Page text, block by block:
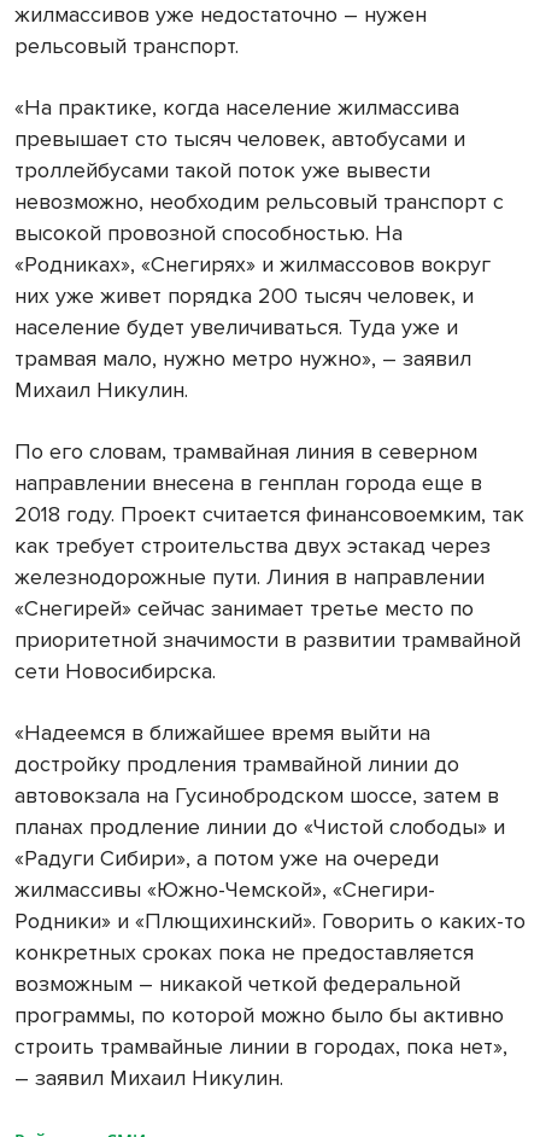
жилмассивов уже недостаточно – нужен
рельсовый транспорт.
«На практике, когда население жилмассива
превышает сто тысяч человек, автобусами и
троллейбусами такой поток уже вывести
невозможно, необходим рельсовый транспорт с
высокой провозной способностью. На
«Родниках», «Снегирях» и жилмассовов вокруг
них уже живет порядка 200 тысяч человек, и
население будет увеличиваться. Туда уже и
трамвая мало, нужно метро нужно», – заявил
Михаил Никулин.
По его словам, трамвайная линия в северном
направлении внесена в генплан города еще в
2018 году. Проект считается финансовоемким, так
как требует строительства двух эстакад через
железнодорожные пути. Линия в направлении
«Снегирей» сейчас занимает третье место по
приоритетной значимости в развитии трамвайной
сети Новосибирска.
«Надеемся в ближайшее время выйти на
достройку продления трамвайной линии до
автовокзала на Гусинобродском шоссе, затем в
планах продление линии до «Чистой слободы» и
«Радуги Сибири», а потом уже на очереди
жилмассивы «Южно-Чемской», «Снегири-
Родники» и «Плющихинский». Говорить о каких-то
конкретных сроках пока не предоставляется
возможным – никакой четкой федеральной
программы, по которой можно было бы активно
строить трамвайные линии в городах, пока нет»,
– заявил Михаил Никулин.